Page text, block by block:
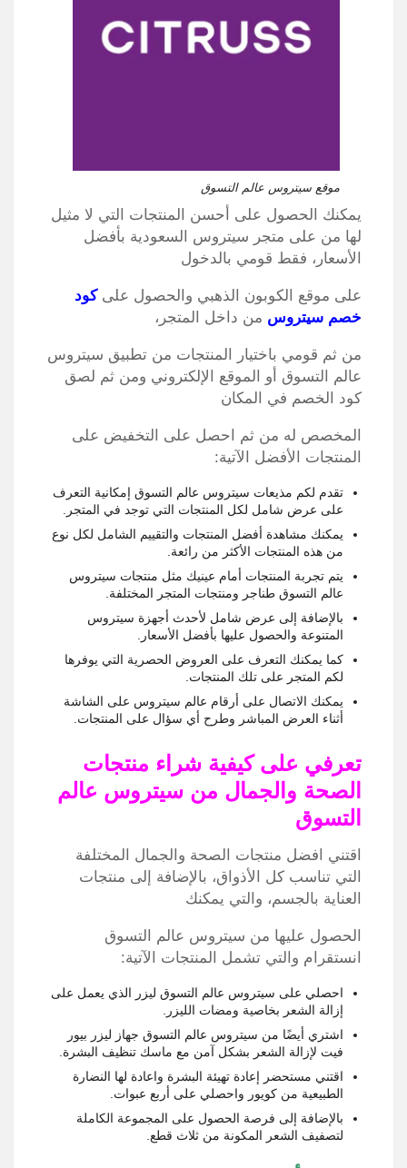
موقع سيتروس عالم التسوق
يمكنك الحصول على أحسن المنتجات التي لا مثيل
لها من على متجر سيتروس السعودية بأفضل
الأسعار، فقط قومي بالدخول
على موقع الكوبون الذهبي والحصول علىكود
خصم سيتروس من داخل المتجر،
من ثم قومي باختيار المنتجات من تطبيق سيتروس
عالم التسوق أو الموقع الإلكتروني ومن ثم لصق
كود الخصم في المكان
المخصص له من ثم احصل على التخفيض على
المنتجات الأفضل الآتية:
تقدم لكم مذيعات سيتروس عالم التسوق إمكانية التعرف
على عرض شامل لكل المنتجات التي توجد في المتجر.
يمكنك مشاهدة أفضل المنتجات والتقييم الشامل لكل نوع
من هذه المنتجات الأكثر من رائعة.
يتم تجربة المنتجات أمام عينيك مثل منتجات سيتروس
عالم التسوق طناجر ومنتجات المتجر المختلفة.
بالإضافة إلى عرض شامل لأحدث أجهزة سيتروس
المتنوعة والحصول عليها بأفضل الأسعار.
كما يمكنك التعرف على العروض الحصرية التي يوفرها
لكم المتجر على تلك المنتجات.
يمكنك الاتصال على أرقام عالم سيتروس على الشاشة
أثناء العرض المباشر وطرح أي سؤال على المنتجات.
تعرفي على كيفية شراء منتجات
الصحة والجمال من سيتروس عالم
التسوق
اقتني افضل منتجات الصحة والجمال المختلفة
التي تناسب كل الأذواق، بالإضافة إلى منتجات
العناية بالجسم، والتي يمكنك
الحصول عليها من سيتروس عالم التسوق
انستقرام والتي تشمل المنتجات الآتية:
احصلي على سيتروس عالم التسوق ليزر الذي يعمل على
إزالة الشعر بخاصية ومضات الليزر.
اشتري أيضًا من سيتروس عالم التسوق جهاز ليزر بيور
فيت لإزالة الشعر بشكل آمن مع ماسك تنظيف البشرة.
اقتني مستحضر إعادة تهيئة البشرة واعادة لها النضارة
الطبيعية من كويور واحصلي على أربع عبوات.
بالإضافة إلى فرصة الحصول على المجموعة الكاملة
لتصفيف الشعر المكونة من ثلاث قطع.